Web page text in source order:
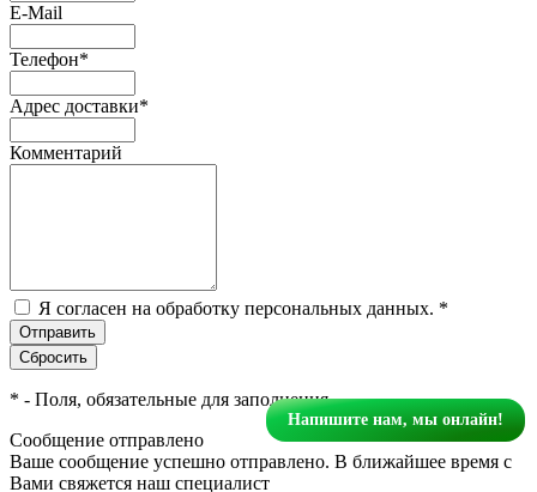
E-Mail
Телефон*
Адрес доставки*
Комментарий
Я согласен на обработку персональных данных. *
* - Поля, обязательные для заполнения
Сообщение отправлено
Ваше сообщение успешно отправлено. В ближайшее время с
Вами свяжется наш специалист
Напишите нам, мы онлайн!